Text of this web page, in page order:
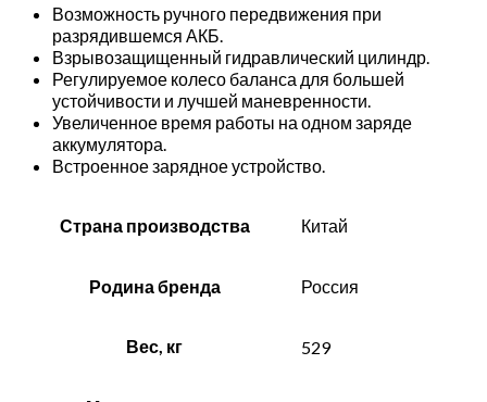
Возможность ручного передвижения при
разрядившемся АКБ.
Взрывозащищенный гидравлический цилиндр.
Регулируемое колесо баланса для большей
устойчивости и лучшей маневренности.
Увеличенное время работы на одном заряде
аккумулятора.
Встроенное зарядное устройство.
Страна производства Китай
Родина бренда Россия
Вес, кг 529